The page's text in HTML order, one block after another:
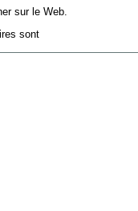
sur le Web.
sont